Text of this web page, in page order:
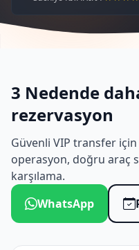
3 Nedende
rezervasyon
Güvenli VIP transfer
operasyon, doğru araç
karşılama.
WhatsApp